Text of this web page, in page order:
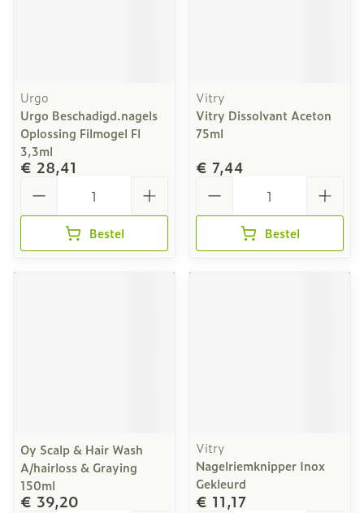
Urgo
Urgo Beschadigd.nagels
Oplossing Filmogel Fl
3,3ml
€ 28,41
Bestel
Vitry
Vitry Dissolvant Aceton
75ml
€ 7,44
Bestel
Oy Scalp & Hair Wash
A/hairloss & Graying
150ml
€ 39,20
Vitry
Nagelriemknipper Inox
Gekleurd
€ 11,17